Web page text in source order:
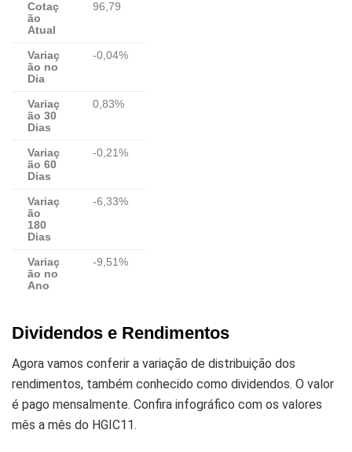
Cotaç
ão
Atual
96,79
Variaç
ão no
Dia
-0,04%
Variaç
ão 30
Dias
0,83%
Variaç
ão 60
Dias
-0,21%
Variaç
ão
180
Dias
-6,33%
Variaç
ão no
Ano
-9,51%
Dividendos e Rendimentos
Agora vamos conferir a variação de distribuição dos
rendimentos, também conhecido como dividendos. O valor
é pago mensalmente. Confira infográfico com os valores
mês a mês do HGIC11.